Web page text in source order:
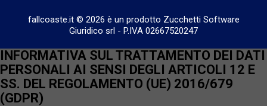
fallcoaste.it © 2026 è un prodotto Zucchetti Software
Giuridico srl - P.IVA 02667520247
INFORMATIVA SUL TRATTAMENTO DEI DATI
PERSONALI AI SENSI DEGLI ARTICOLI 12 E
SS. DEL REGOLAMENTO (UE) 2016/679
(GDPR)